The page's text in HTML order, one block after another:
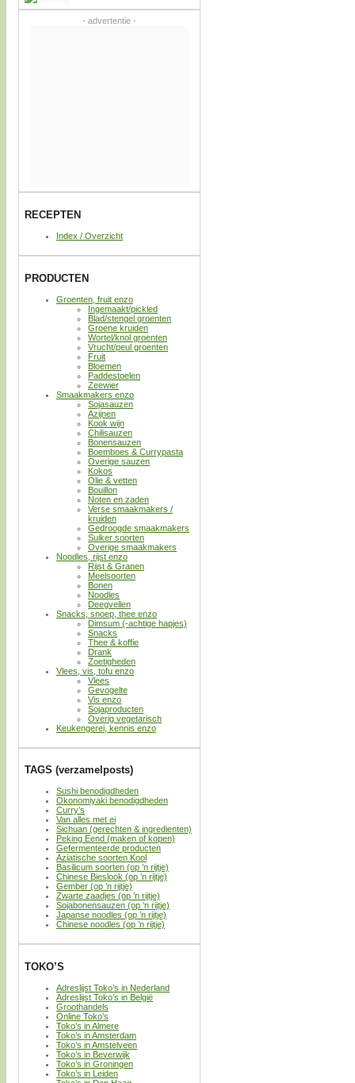
- advertentie -
RECEPTEN
Index / Overzicht
PRODUCTEN
Groenten, fruit enzo
Ingemaakt/pickled
Blad/stengel groenten
Groene kruiden
Wortel/knol groenten
Vrucht/peul groenten
Fruit
Bloemen
Paddestoelen
Zeewier
Smaakmakers enzo
Sojasauzen
Azijnen
Kook wijn
Chilisauzen
Bonensauzen
Boemboes & Currypasta
Overige sauzen
Kokos
Olie & vetten
Bouillon
Noten en zaden
Verse smaakmakers /
kruiden
Gedroogde smaakmakers
Suiker soorten
Overige smaakmakers
Noodles, rijst enzo
Rijst & Granen
Meelsoorten
Bonen
Noodles
Deegvellen
Snacks, snoep, thee enzo
Dimsum (-achtige hapjes)
Snacks
Thee & koffie
Drank
Zoetigheden
Vlees, vis, tofu enzo
Vlees
Gevogelte
Vis enzo
Sojaproducten
Overig vegetarisch
Keukengerei, kennis enzo
TAGS (verzamelposts)
Sushi benodigdheden
Okonomiyaki benodigdheden
Curry’s
Van alles met ei
Sichuan (gerechten & ingredienten)
Peking Eend (maken of kopen)
Gefermenteerde producten
Aziatische soorten Kool
Basilicum soorten (op ’n rijtje)
Chinese Bieslook (op ’n rijtje)
Gember (op ’n rijtje)
Zwarte zaadjes (op ’n rijtje)
Sojabonensauzen (op ’n rijtje)
Japanse noodles (op ’n rijtje)
Chinese noodles (op ’n rijtje)
TOKO’S
Adreslijst Toko’s in Nederland
Adreslijst Toko’s in België
Groothandels
Online Toko’s
Toko’s in Almere
Toko’s in Amsterdam
Toko’s in Amstelveen
Toko’s in Beverwijk
Toko’s in Groningen
Toko’s in Leiden